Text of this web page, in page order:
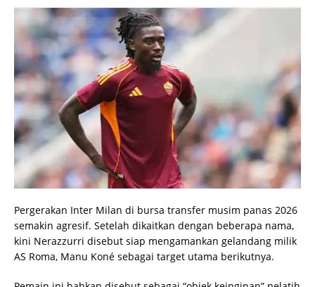
Pergerakan Inter Milan di bursa transfer musim panas 2026
semakin agresif. Setelah dikaitkan dengan beberapa nama,
kini Nerazzurri disebut siap mengamankan gelandang milik
AS Roma, Manu Koné sebagai target utama berikutnya.